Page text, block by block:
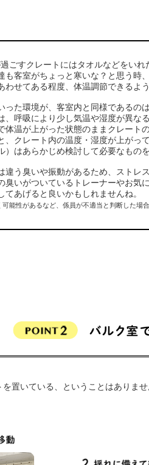
ごすクレートにはタオルなどをい
も客室がちょっと寒いな？と思う時
わせてある程度、体温調節できるよ
った環境が、客室内と同様であるの
、呼吸により少し気温や湿度が異な
体温が上がった状態のままクレート
、クレート内の温度・湿度が上がっ
）はあらかじめ検討して必要なもの
違う臭いや振動があるため、ストレ
臭いがついているトレーナーやお気
てあげると良いかもしれませんね。
能性があるなど、係員が不適当と判断した場
置いている、ということはありま